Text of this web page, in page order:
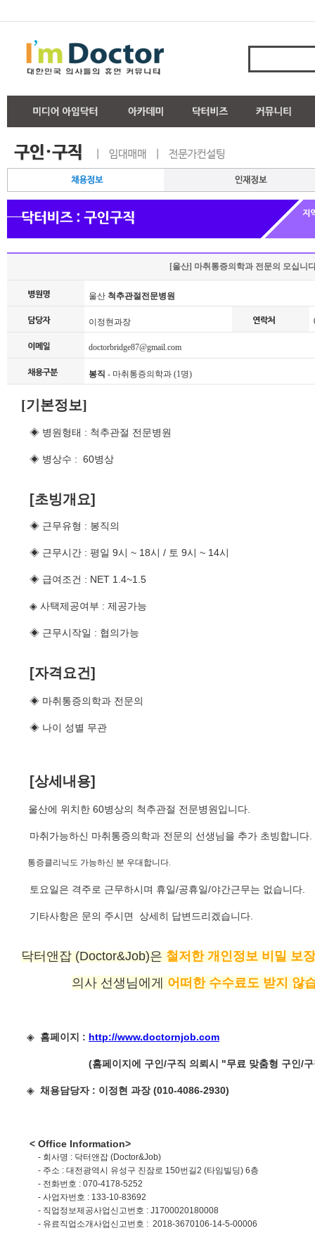
[울산] 마취통증의학과 전문의 모십니
울산 척추관절전문병원
이정현과장
doctorbridge87@gmail.com
봉직 - 마취통증의학과 (1명)
[기본정보]
◈ 병원형태 : 척추관절 전문병원
◈ 병상수 : 60병상
[초빙개요]
◈ 근무유형 : 봉직의
◈ 근무시간 : 평일 9시 ~ 18시 / 토 9시 ~ 14시
◈ 급여조건 : NET 1.4~1.5
◈ 사택제공여부 : 제공가능
◈ 근무시작일 : 협의가능
[자격요건]
◈ 마취통증의학과 전문의
◈ 나이 성별 무관
[상세내용]
울산에 위치한 60병상의 척추관절 전문병원입니다.
마취가능하신 마취통증의학과 전문의 선생님을 추가 초빙합니다.
통증클리닉도 가능하신 분 우대합니다.
토요일은 격주로 근무하시며 휴일/공휴일/야간근무는 없습니다.
기타사항은 문의 주시면 상세히 답변드리겠습니다.
닥터앤잡 (Doctor&Job)은 철저한 개인정보 비밀 보
의사 선생님에게 어떠한 수수료도 받지 않
◈ 홈페이지 : http://www.doctornjob.com
(홈페이지에 구인/구직 의뢰시 "무료 맞춤형 구인/구직
◈ 채용담당자 : 이정현 과장 (010-4086-2930)
< Office Information>
- 회사명 : 닥터앤잡 (Doctor&Job)
- 주소 : 대전광역시 유성구 진잠로 150번길2 (타임빌딩) 6층
- 전화번호 : 070-4178-5252
- 사업자번호 : 133-10-83692
- 직업정보제공사업신고번호 : J1700020180008
- 유료직업소개사업신고번호 : 2018-3670106-14-5-00006